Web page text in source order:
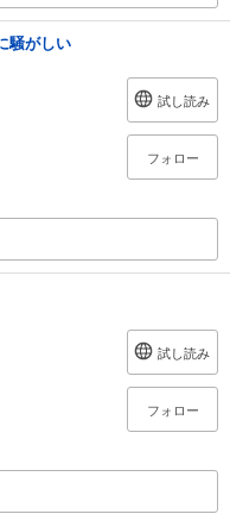
騒がしい
試し読み
フォロー
試し読み
フォロー